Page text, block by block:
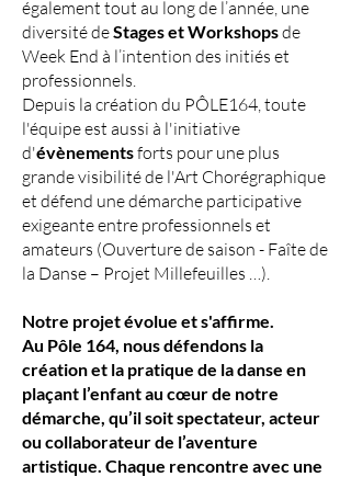
également tout au long de l’année, une
diversité deStages et Workshopsde
Week End à l’intention des initiés et
professionnels.
Depuis la création du PÔLE164, toute
l'équipe est aussi à l'initiative
d'évènementsforts pour une plus
grande visibilité de l'Art Chorégraphique
et défend une démarche participative
exigeante entre professionnels et
amateurs (Ouverture de saison - Faîte de
la Danse – Projet Millefeuilles …).
Notre projet évolue et s'affirme.
Au Pôle 164, nous défendons la
création et la pratique de la danse en
plaçant l’enfant au cœur de notre
démarche, qu’il soit spectateur, acteur
ou collaborateur de l’aventure
artistique. Chaque rencontre avec une